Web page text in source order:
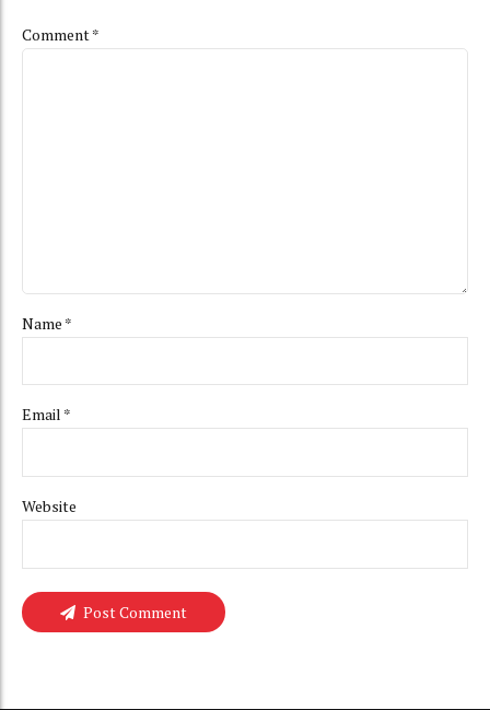
Comment*
Name *
Email *
Website
Post Comment